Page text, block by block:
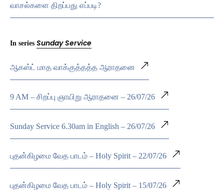
வாசல்களை திறப்பது எப்படி?
In series Sunday Service
ஆகஸ்ட் மாத வாக்குத்தத்த ஆராதனை
9 AM – சிறப்பு ஞாயிறு ஆராதனை – 26/07/26
Sunday Service 6.30am in English – 26/07/26
புதன்கிழமை வேத பாடம் – Holy Spirit – 22/07/26
புதன்கிழமை வேத பாடம் – Holy Spirit – 15/07/26